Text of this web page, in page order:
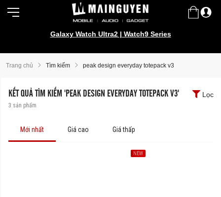
Galaxy Watch Ultra2 | Watch9 Series
Trang chủ Tìm kiếm peak design everyday totepack v3
KẾT QUẢ TÌM KIẾM 'PEAK DESIGN EVERYDAY TOTEPACK V3'
3 sản phẩm
Lọc
Mới nhất Giá cao Giá thấp
NEW